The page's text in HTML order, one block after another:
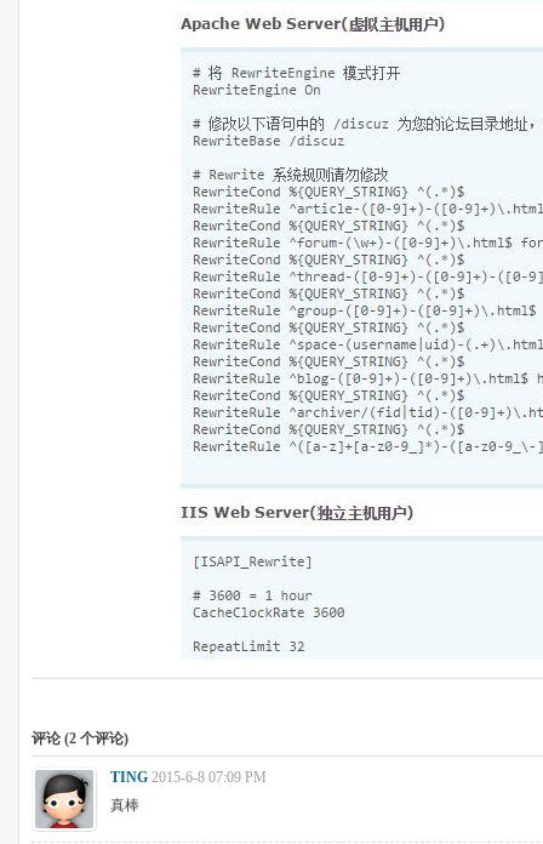
评论 (2 个评论)
TING 2015-6-8 07:09 PM
真棒